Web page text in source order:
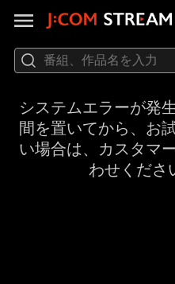
システムエラーが発
間を置いてから、お
い場合は、カスタマ
わせくださ